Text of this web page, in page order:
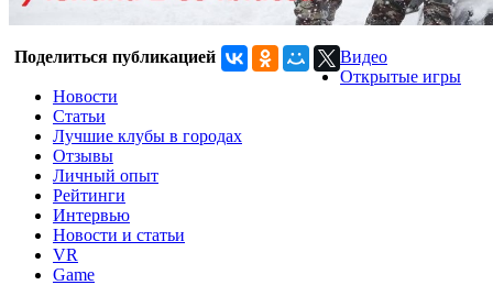
Поделиться публикацией
Видео
Открытые игры
Новости
Статьи
Лучшие клубы в городах
Отзывы
Личный опыт
Рейтинги
Интервью
Новости и статьи
VR
Game